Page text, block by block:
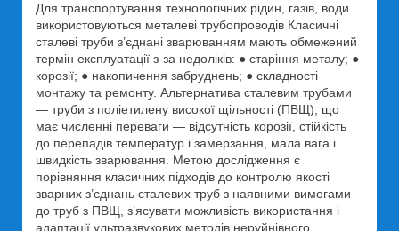
Для транспортування технологічних рідин, газів, води
використовуються металеві трубопроводів Класичні
сталеві труби з’єднані зварюванням мають обмежений
термін експлуатації з-за недоліків: ● старіння металу; ●
корозії; ● накопичення забруднень; ● складності
монтажу та ремонту. Альтернатива сталевим трубами
— труби з поліетилену високої щільності (ПВЩ), що
має численні переваги — відсутність корозії, стійкість
до перепадів температур і замерзання, мала вага і
швидкість зварювання. Метою дослідження є
порівняння класичних підходів до контролю якості
зварних з’єднань сталевих труб з наявними вимогами
до труб з ПВЩ, з’ясувати можливість використання і
адаптації ультразвукових методів неруйнівного